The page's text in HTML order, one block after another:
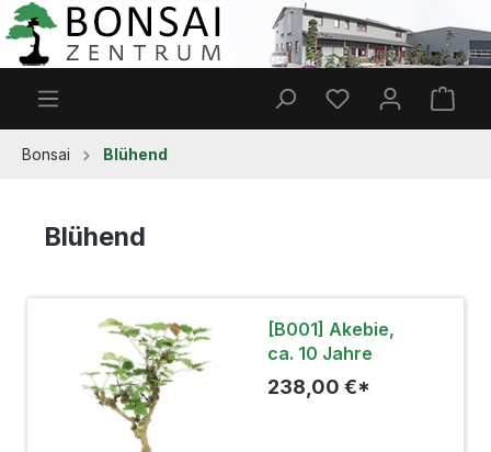
Zum Hauptinhalt springen
Du hast 0
Bonsai Blühend
Blühend
[B001] Akebie,
ca. 10 Jahre
238,00 €*